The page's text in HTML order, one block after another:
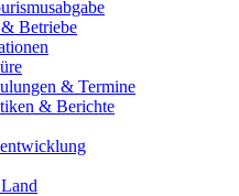
Betriebe
& Termine
& Berichte